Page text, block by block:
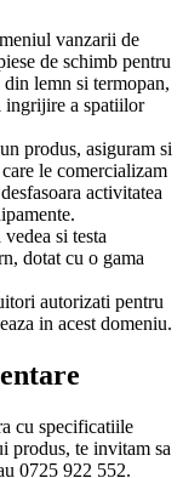
vanzarii de
de schimb pentru
lemn si termopan,
ingrijire a spatiilor
produs, asiguram si
le comercializam
activitatea
si testa
dotat cu o gama
autorizati pentru
in acest domeniu.
cu specificatiile
produs, te invitam sa
0725 922 552.